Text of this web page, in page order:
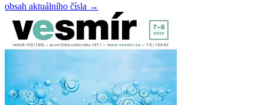
obsah aktuálního čísla →